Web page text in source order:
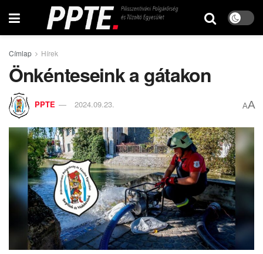
Címlap Hírek
Önkénteseink a gátakon
PPTE 2024.09.23. AA